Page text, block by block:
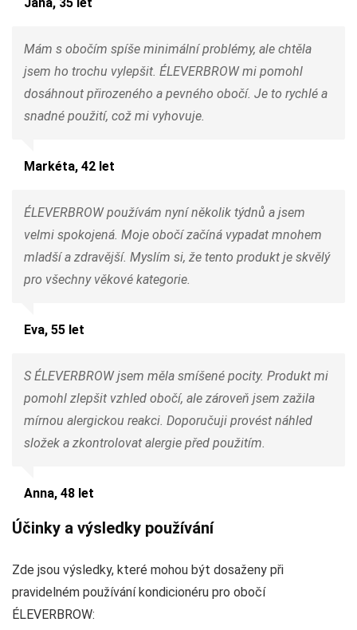
Mám s obočím spíše minimální problémy, ale chtěla
jsem ho trochu vylepšit. ÉLEVERBROW mi pomohl
dosáhnout přirozeného a pevného obočí. Je to rychlé a
snadné použití, což mi vyhovuje.
Markéta, 42 let
ÉLEVERBROW používám nyní několik týdnů a jsem
velmi spokojená. Moje obočí začíná vypadat mnohem
mladší a zdravější. Myslím si, že tento produkt je skvělý
pro všechny věkové kategorie.
Eva, 55 let
S ÉLEVERBROW jsem měla smíšené pocity. Produkt mi
pomohl zlepšit vzhled obočí, ale zároveň jsem zažila
mírnou alergickou reakci. Doporučuji provést náhled
složek a zkontrolovat alergie před použitím.
Anna, 48 let
Účinky a výsledky používání
Zde jsou výsledky, které mohou být dosaženy při
pravidelném používání kondicionéru pro obočí
ÉLEVERBROW: